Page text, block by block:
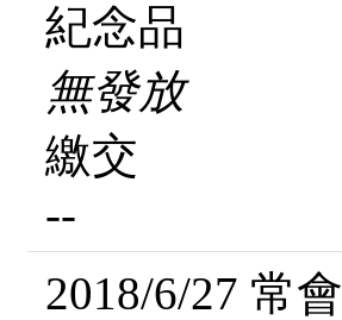
紀念品
無發放
繳交
--
2018/6/27 常會